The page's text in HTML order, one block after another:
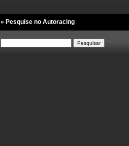
» Pesquise no Autoracing
Pesquisar
por: